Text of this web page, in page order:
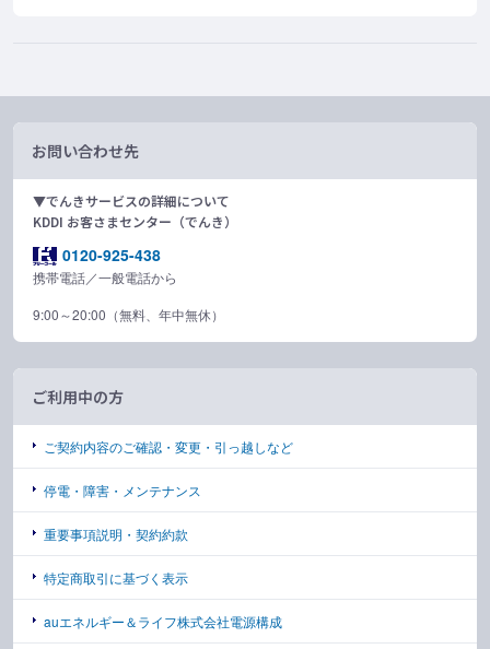
お問い合わせ先
▼でんきサービスの詳細について
KDDI お客さまセンター（でんき）
0120-925-438
携帯電話／一般電話から
9:00～20:00（無料、年中無休）
ご利用中の方
ご契約内容のご確認・変更・引っ越しなど
停電・障害・メンテナンス
重要事項説明・契約約款
特定商取引に基づく表示
auエネルギー＆ライフ株式会社電源構成